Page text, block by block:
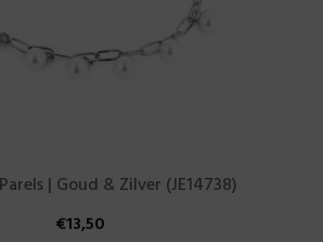
| Goud & Zilver (JE14738)
€13,50